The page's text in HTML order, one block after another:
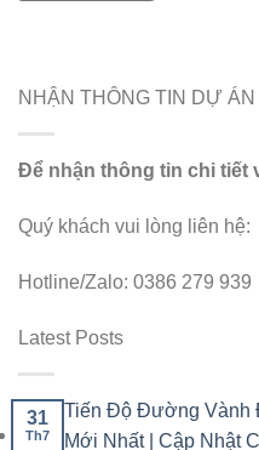
NHẬN THÔNG TIN DỰ ÁN
Để nhận thông tin chi tiết
Quý khách vui lòng liên hệ:
Hotline/Zalo: 0386 279 939
Latest Posts
31
Th7
Tiến Độ Đường Vành
Mới Nhất | Cập Nhật